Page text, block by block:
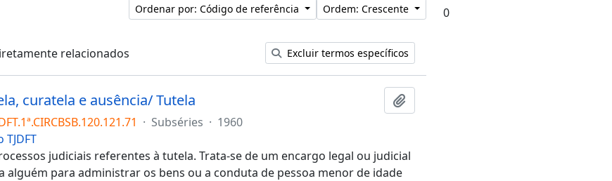
Ordenar por: Código de referência Ordem: Crescente
relacionados Excluir termos específicos
curatela e ausência/ Tutela
· Subséries · 1960
TJDFT
judiciais referentes à tutela. Trata-se de um encargo legal ou judicial
alguém para administrar os bens ou a conduta de pessoa menor de idade
0